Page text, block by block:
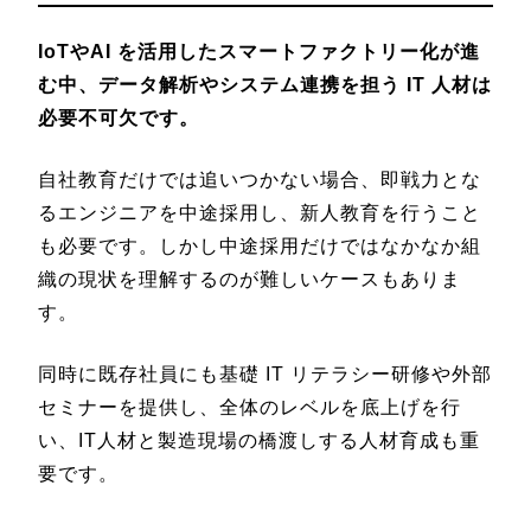
IoTやAI を活用したスマートファクトリー化が進
む中、データ解析やシステム連携を担う IT 人材は
必要不可欠です。
自社教育だけでは追いつかない場合、即戦力とな
るエンジニアを中途採用し、新人教育を行うこと
も必要です。しかし中途採用だけではなかなか組
織の現状を理解するのが難しいケースもありま
す。
同時に既存社員にも基礎 IT リテラシー研修や外部
セミナーを提供し、全体のレベルを底上げを行
い、IT人材と製造現場の橋渡しする人材育成も重
要です。